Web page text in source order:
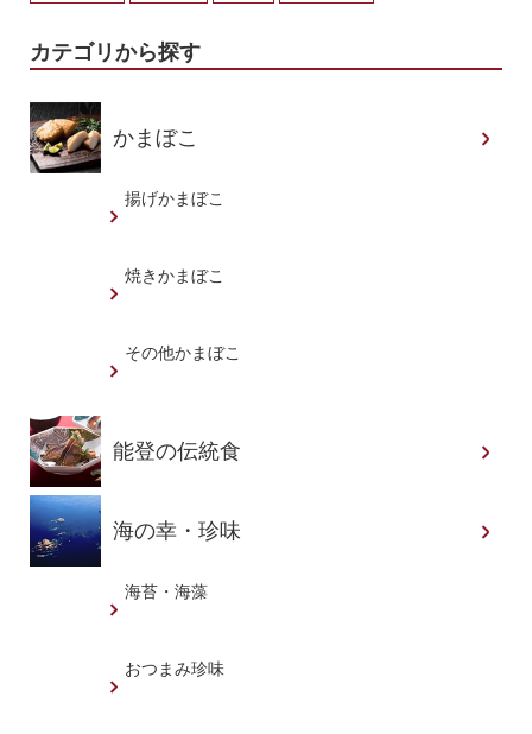
カテゴリから探す
かまぼこ
揚げかまぼこ
焼きかまぼこ
その他かまぼこ
能登の伝統食
海の幸・珍味
海苔・海藻
おつまみ珍味